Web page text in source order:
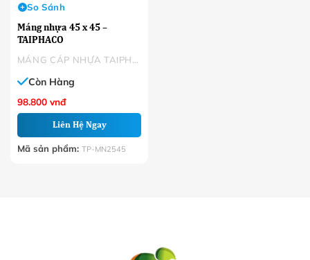
Máng nhựa 45 x 45 –
TAIPHACO
So Sánh
Còn Hàng
98.800 vnđ
Liên Hệ Ngay
Mã sản phẩm: TP-MN2545